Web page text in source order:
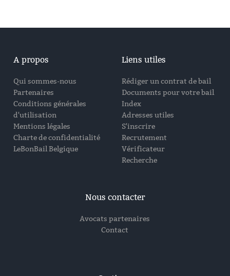
A propos
Qui sommes-nous
Partenaires
Conditions générales
d'utilisation
Mentions légales
Charte de confidentialité
LeBonBail Belgique
Liens utiles
Rédiger un contrat de bail
Documents pour votre bail
Index
Adresses utiles
S'inscrire
Recrutement
Vérificateur
Recherche
Nous contacter
Avocats partenaires
Contact